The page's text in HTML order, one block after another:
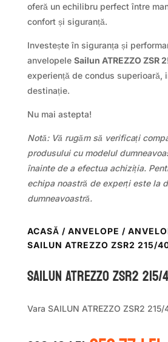
oferă un echilibru perfect între
confort și siguranță.
Investește în siguranța și
anvelopele Sailun ATREZZO ZSR 2
experiență de condus superioară,
destinație.
Nu mai astepta!
Notă: Vă rugăm să verificați
produsului cu modelul
înainte de a efectua achiziția.
echipa noastră de experți este la
dumneavoastră.
ACASĂ / ANVELOPE /
SAILUN ATREZZO ZSR2 215/
Sailun ATREZZO ZSR2
Vara SAILUN ATREZZO ZSR2